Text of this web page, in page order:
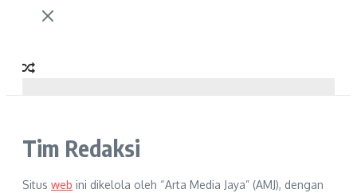
Tim Redaksi
Situs web ini dikelola oleh “Arta Media Jaya” (AMJ), dengan